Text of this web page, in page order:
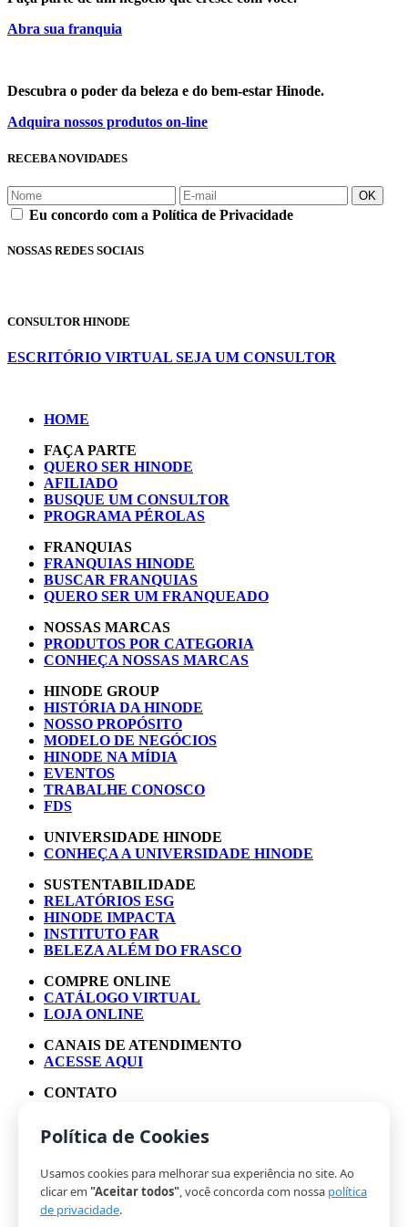
Abra sua franquia
Descubra o poder da beleza e do bem-estar Hinode.
Adquira nossos produtos on-line
RECEBA NOVIDADES
OK
Eu concordo com a Política de Privacidade
NOSSAS REDES SOCIAIS
CONSULTOR HINODE
ESCRITÓRIO VIRTUAL SEJA UM CONSULTOR
HOME
FAÇA PARTE
QUERO SER HINODE
AFILIADO
BUSQUE UM CONSULTOR
PROGRAMA PÉROLAS
FRANQUIAS
FRANQUIAS HINODE
BUSCAR FRANQUIAS
QUERO SER UM FRANQUEADO
NOSSAS MARCAS
PRODUTOS POR CATEGORIA
CONHEÇA NOSSAS MARCAS
HINODE GROUP
HISTÓRIA DA HINODE
NOSSO PROPÓSITO
MODELO DE NEGÓCIOS
HINODE NA MÍDIA
EVENTOS
TRABALHE CONOSCO
FDS
UNIVERSIDADE HINODE
CONHEÇA A UNIVERSIDADE HINODE
SUSTENTABILIDADE
RELATÓRIOS ESG
HINODE IMPACTA
INSTITUTO FAR
BELEZA ALÉM DO FRASCO
COMPRE ONLINE
CATÁLOGO VIRTUAL
LOJA ONLINE
CANAIS DE ATENDIMENTO
ACESSE AQUI
CONTATO
TRABALHE CONOSCO
© HINODE GROUP 2024
|
CÓDIGO DE ÉTICA
Política de Cookies
Usamos cookies para melhorar sua experiência no site. Ao
clicar em "Aceitar todos", você concorda com nossa política
de privacidade.